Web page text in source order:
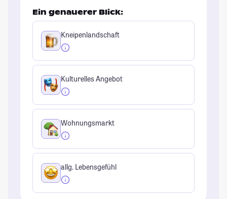
Ein genauerer Blick:
Kneipenlandschaft
Kulturelles Angebot
Wohnungsmarkt
allg. Lebensgefühl